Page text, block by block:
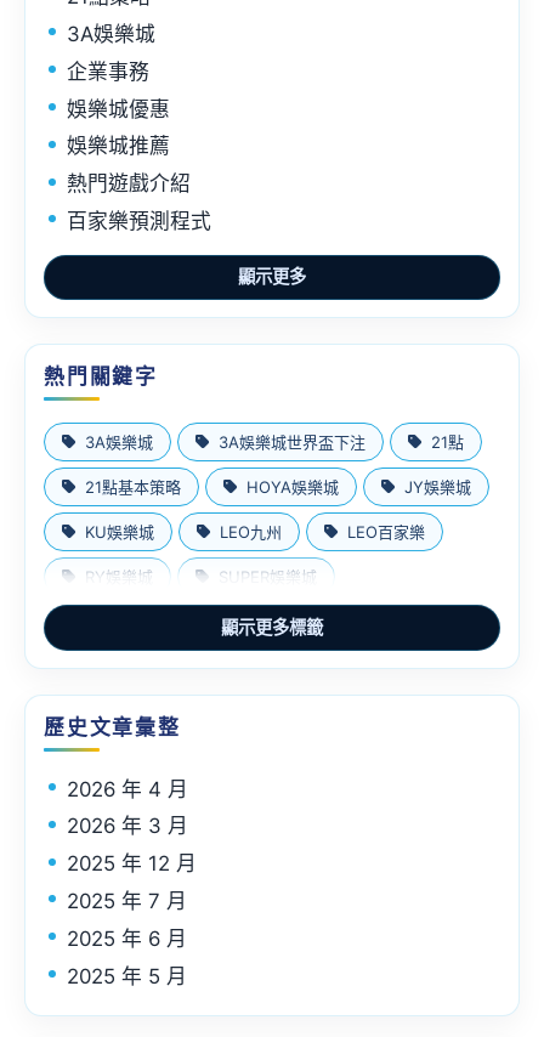
3A娛樂城
企業事務
娛樂城優惠
娛樂城推薦
熱門遊戲介紹
百家樂預測程式
真人百家樂
運動彩券
體驗金免費領
顯示更多
熱門關鍵字
3A娛樂城 3A娛樂城世界盃下注 21點
21點基本策略 HOYA娛樂城 JY娛樂城
KU娛樂城 LEO九州 LEO百家樂
RY娛樂城 SUPER娛樂城
世界盃投注
六合彩心水 娛樂城優惠 娛樂城推
娛樂城推薦
戰神賽特出金
諾亞娛樂城
香港六合彩
顯示更多標籤
歷史文章彙整
2026 年 4 月
2026 年 3 月
2025 年 12 月
2025 年 7 月
2025 年 6 月
2025 年 5 月